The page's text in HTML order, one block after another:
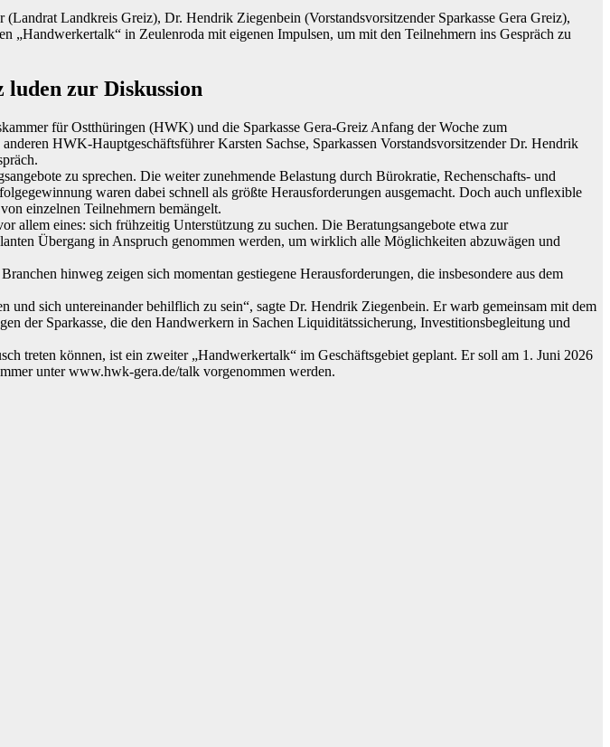
Landkreis Greiz), Dr. Hendrik Ziegenbein (Vorstandsvorsitzender Sparkasse Gera Greiz),
„Handwerkertalk“ in Zeulenroda mit eigenen Impulsen, um mit den Teilnehmern ins Gespräch zu
zur Diskussion
für Ostthüringen (HWK) und die Sparkasse Gera-Greiz Anfang der Woche zum
HWK-Hauptgeschäftsführer Karsten Sachse, Sparkassen Vorstandsvorsitzender Dr. Hendrik
zu sprechen. Die weiter zunehmende Belastung durch Bürokratie, Rechenschafts- und
waren dabei schnell als größte Herausforderungen ausgemacht. Doch auch unflexible
einzelnen Teilnehmern bemängelt.
allem eines: sich frühzeitig Unterstützung zu suchen. Die Beratungsangebote etwa zur
Übergang in Anspruch genommen werden, um wirklich alle Möglichkeiten abzuwägen und
hinweg zeigen sich momentan gestiegene Herausforderungen, die insbesondere aus dem
sich untereinander behilflich zu sein“, sagte Dr. Hendrik Ziegenbein. Er warb gemeinsam mit dem
der Sparkasse, die den Handwerkern in Sachen Liquiditätssicherung, Investitionsbegleitung und
treten können, ist ein zweiter „Handwerkertalk“ im Geschäftsgebiet geplant. Er soll am 1. Juni 2026
unter www.hwk-gera.de/talk vorgenommen werden.